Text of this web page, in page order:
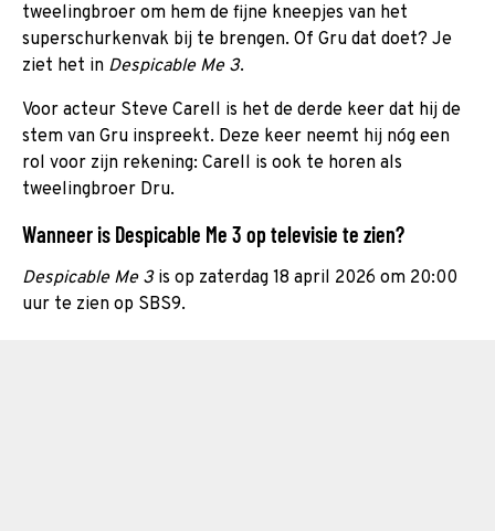
tweelingbroer om hem de fijne kneepjes van het
superschurkenvak bij te brengen. Of Gru dat doet? Je
ziet het in Despicable Me 3.
Voor acteur Steve Carell is het de derde keer dat hij de
stem van Gru inspreekt. Deze keer neemt hij nóg een
rol voor zijn rekening: Carell is ook te horen als
tweelingbroer Dru.
Wanneer is Despicable Me 3 op televisie te zien?
Despicable Me 3is op zaterdag 18 april 2026 om 20:00
uur te zien op SBS9.